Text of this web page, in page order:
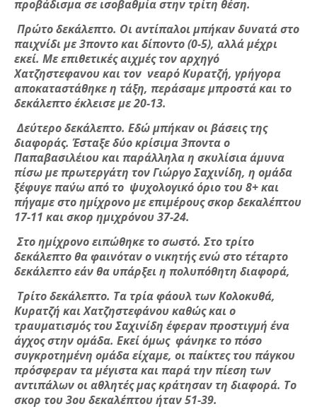
προβάδισμα σε ισοβαθμία στην τρίτη θέση.
Πρώτο δεκάλεπτο. Οι αντίπαλοι μπήκαν δυνατά στο
παιχνίδι με 3ποντο και δίποντο (0-5), αλλά μέχρι
εκεί. Με επιθετικές αιχμές τον αρχηγό
Χατζηστεφανου και τον νεαρό Κυρατζή, γρήγορα
αποκαταστάθηκε η τάξη, περάσαμε μπροστά και το
δεκάλεπτο έκλεισε με 20-13.
Δεύτερο δεκάλεπτο. Εδώ μπήκαν οι βάσεις της
διαφοράς. Έσταξε δύο κρίσιμα 3ποντα ο
Παπαβασιλέιου και παράλληλα η σκυλίσια άμυνα
πίσω με πρωτεργάτη τον Γιώργο Σαχινίδη, η ομάδα
ξέφυγε πα΄νω από το ψυχολογικό όριο του 8+ και
πήγαμε στο ημίχρονο με επιμέρους σκορ δεκαλέπτου
17-11 και σκορ ημιχρόνου 37-24.
Στο ημίχρονο ειπώθηκε το σωστό. Στο τρίτο
δεκάλεπτο θα φαινόταν ο νικητής ενώ στο τέταρτο
δεκάλεπτο εάν θα υπάρξει η πολυπόθητη διαφορά,
Τρίτο δεκάλεπτο. Τα τρία φάουλ των Κολοκυθά,
Κυρατζή και Χατζηστεφάνου καθώς και ο
τραυματισμός του Σαχινίδη έφεραν προστιγμή ένα
άγχος στην ομάδα. Εκεί όμως φάνηκε το πόσο
συγκροτημένη ομάδα είχαμε, οι παίκτες του πάγκου
πρόσφεραν τα μέγιστα και παρά την πίεση των
αντιπάλων οι αθλητές μας κράτησαν τη διαφορά. Το
σκορ του 3ου δεκαλέπτου ήταν 51-39.